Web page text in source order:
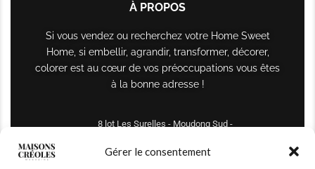
Gérer le consentement
À PROPOS
Si vous vendez ou recherchez votre Home Sweet
Home, si embellir, agrandir, transformer, décorer,
colorer est au cœur de vos préoccupations vous êtes
à la bonne adresse !
8 lot Les Surelles - Moudong Sud -